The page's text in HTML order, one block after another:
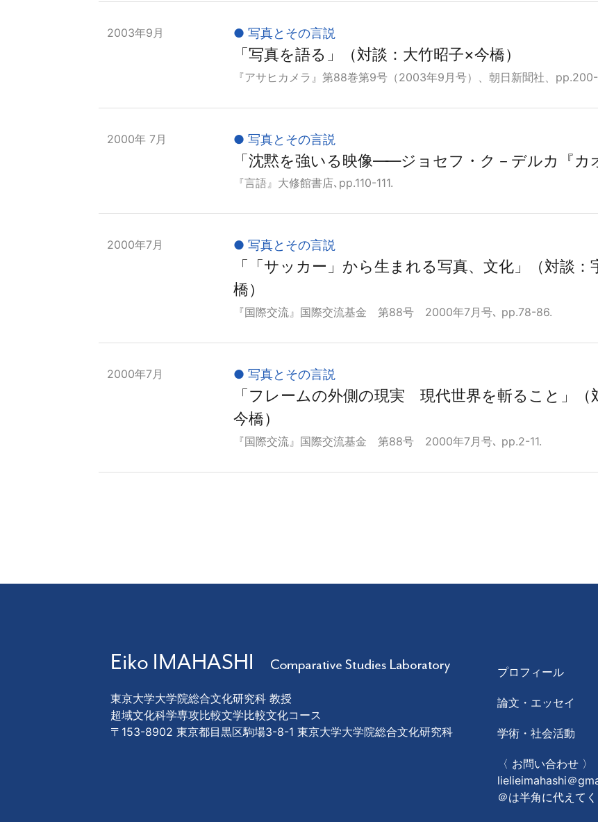
2003年9月 写真とその言説
「写真を語る」（対談：大竹昭子×今橋）
『アサヒカメラ』第88巻第9号（2003年9月号）、朝日新聞社、
2000年 7月 写真とその言説
「沈黙を強いる映像――ジョセフ・ク－デルカ『カ
『言語』大修館書店､pp.110-111.
2000年7月 写真とその言説
「「サッカー」から生まれる写真、文化」（対談：
橋）
『国際交流』国際交流基金 第88号 2000年7月号､ pp.78-86.
2000年7月 写真とその言説
「フレームの外側の現実 現代世界を斬ること」（
今橋）
『国際交流』国際交流基金 第88号 2000年7月号､ pp.2-11.
東京大学大学院総合文化研究科 教授
超域文化科学専攻比較文学比較文化コース
〒153-8902 東京都目黒区駒場3-8-1 東京大学大学院総合文化研究科
プロフィール
論文・エッセイ
学術・社会活動
〈 お問い合わせ 〉
lielieimahashi＠
＠は半角に代えてく